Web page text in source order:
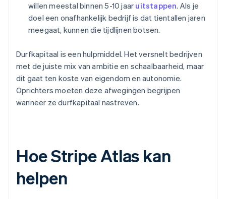
willen meestal binnen 5-10 jaar uitstappen. Als je
doel een onafhankelijk bedrijf is dat tientallen jaren
meegaat, kunnen die tijdlijnen botsen.
Durfkapitaal is een hulpmiddel. Het versnelt bedrijven
met de juiste mix van ambitie en schaalbaarheid, maar
dit gaat ten koste van eigendom en autonomie.
Oprichters moeten deze afwegingen begrijpen
wanneer ze durfkapitaal nastreven.
Hoe Stripe Atlas kan
helpen